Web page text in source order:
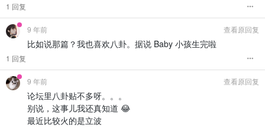
1 回复
9 年前 查看原回复
比如说那篇？我也喜欢八卦。据说 Baby 小孩生完啦
1 回复
9 年前 查看原回复
论坛里八卦贴不多呀。。。
别说，这事儿我还真知道 😂
最近比较火的是立波